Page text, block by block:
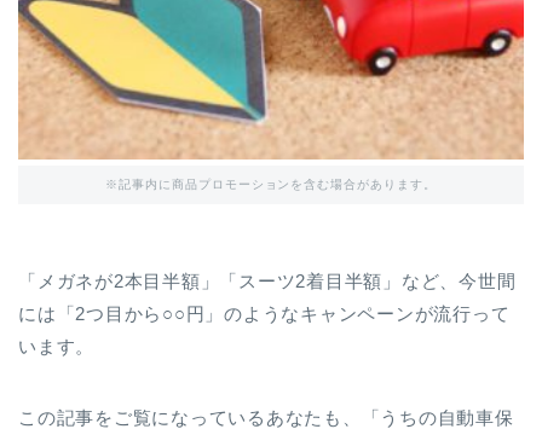
※記事内に商品プロモーションを含む場合があります。
「メガネが2本目半額」「スーツ2着目半額」など、今世間
には「2つ目から○○円」のようなキャンペーンが流行って
います。
この記事をご覧になっているあなたも、「うちの自動車保